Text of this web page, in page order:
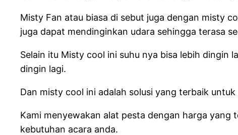
Misty Fan atau biasa di sebut juga dengan misty
juga dapat mendinginkan udara sehingga terasa
Selain itu Misty cool ini suhu nya bisa lebih dingin
dingin lagi.
Dan misty cool ini adalah solusi yang terbaik
Kami menyewakan alat pesta dengan harga
kebutuhan acara anda.